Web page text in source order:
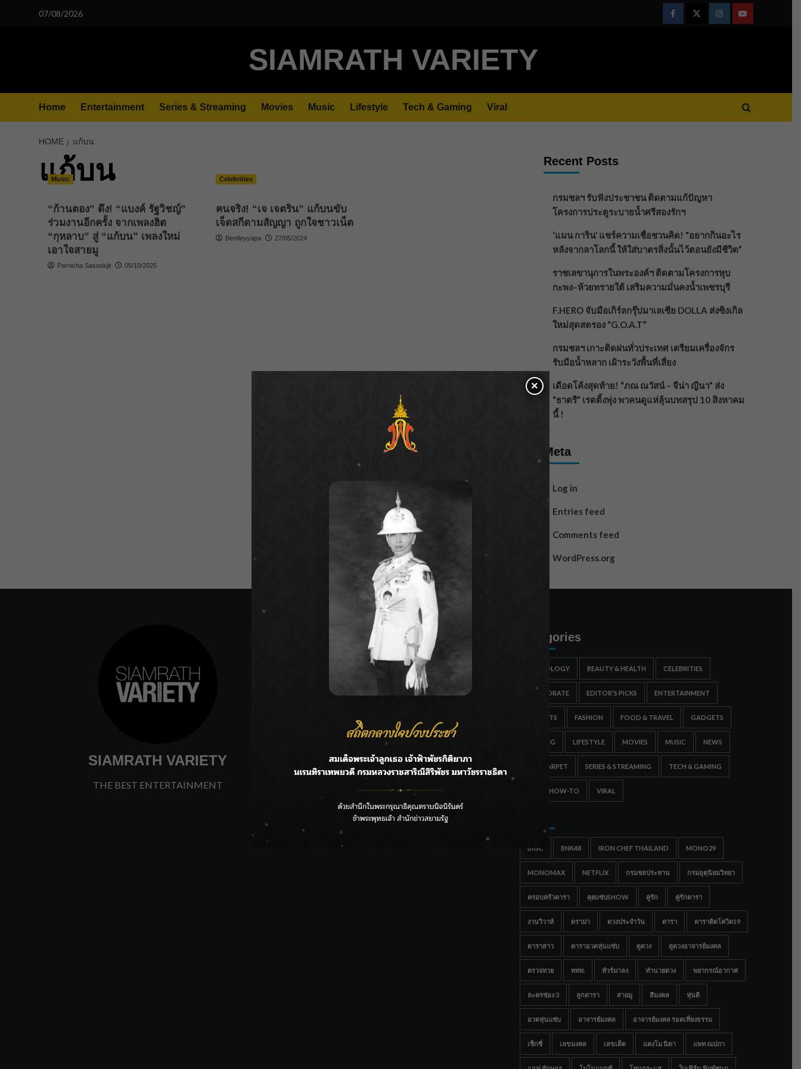
07/08/2026
FacebookTwitterInstagramYoutube
SIAMRATH VARIETY
Home Entertainment Series & Streaming Movies Music Lifestyle Tech & Gaming Viral
HOME แก้บน
แก้บน
Music
“ก้านตอง” ดึง! “แบงค์ รัฐวิชญ์”
ร่วมงานอีกครั้ง จากเพลงฮิต
“กุหลาบ” สู่ “แก้บน” เพลงใหม่
เอาใจสายมู
Parnicha Sasookjit 05/10/2025
Celebrities
คนจริง! “เจ เจตริน” แก้บนขับ
เจ็ตสกีตามสัญญา ถูกใจชาวเน็ต
Bentleyyapa 27/05/2024
Recent Posts
กรมชลฯ รับฟังประชาชน ติดตามแก้ปัญหา
โครงการประตูระบายน้ำศรีสองรักฯ
‘แมน การิน’ แชร์ความเชื่อชวนคิด! “อยากกินอะไร
หลังจากลาโลกนี้ ให้ใส่บาตรสิ่งนั้นไว้ตอนยังมีชีวิต”
ราชเลขานุการในพระองค์ฯ ติดตามโครงการหุบ
กะพง–ห้วยทรายใต้ เสริมความมั่นคงน้ำเพชรบุรี
F.HERO จับมือเกิร์ลกรุ๊ปมาเลเซีย DOLLA ส่งซิงเกิล
ใหม่สุดสตรอง “G.O.A.T”
กรมชลฯ เกาะติดฝนทั่วประเทศ เตรียมเครื่องจักร
รับมือน้ำหลาก เฝ้าระวังพื้นที่เสี่ยง
เดือดโค้งสุดท้าย! “ภณ ณวัสน์ – จีน่า ญีนา” ส่ง
“ธาตรี” เรตติ้งพุ่ง พาคนดูแห่ลุ้นบทสรุป 10 สิงหาคม
นี้ !
Meta
Log in
Entries feed
Comments feed
WordPress.org
SIAMRATH VARIETY
THE BEST ENTERTAINMENT
กรมชลฯ รับฟังประชาชน ติดตามแก้ปัญหาโครงการประตู
ลาโลกนี้ ให้ใส่บาตรสิ่งนั้นไว้ตอนยังมีชีวิต”
ราชเลขานุการในพระองค์ฯ ติดตามโครงการหุบกะพง–ห้วย
ทรายใต้ เสริมความมั่นคงน้ำเพชรบุรี
ตรอง “G.O.A.T”
กรมชลฯ เกาะติดฝนทั่วประเทศ เตรียมเครื่องจักรรับมือน้ำ
Categories
ASTROLOGY BEAUTY & HEALTH CELEBRITIES
CORPORATE EDITOR'S PICKS ENTERTAINMENT
ESPORTS FASHION FOOD & TRAVEL GADGETS
GAMING LIFESTYLE MOVIES MUSIC NEWS
RED CARPET SERIES & STREAMING TECH & GAMING
TIPS & HOW-TO VIRAL
BIGC BNK48 IRON CHEF THAILAND MONO29
MONOMAX NETFLIX กรมชลประทาน กรมอุตุนิยมวิทยา
ครอบครัวดารา คุยแซ่บSHOW คู่รัก คู่รักดารา
งานวิวาห์ ดราม่า ดวงประจำวัน ดารา ดาราติดโควิด19
ดาราสาว ดาราอวดหุ่นแซ่บ ดูดวง ดูดวงอาจารย์มงคล
ตรวจหวย ททท. ทัวร์มาลง ทำนายดวง พยากรณ์อากาศ
ละครช่อง 3 ลูกดารา สายมู สีมงคล หุ่นดี
อวดหุ่นแซ่บ อาจารย์มงคล อาจารย์มงคล รอดเที่ยงธรรม
เซ็กซี่ เลขมงคล เลขเด็ด แตงโม นิดา แพท ณปภา
×